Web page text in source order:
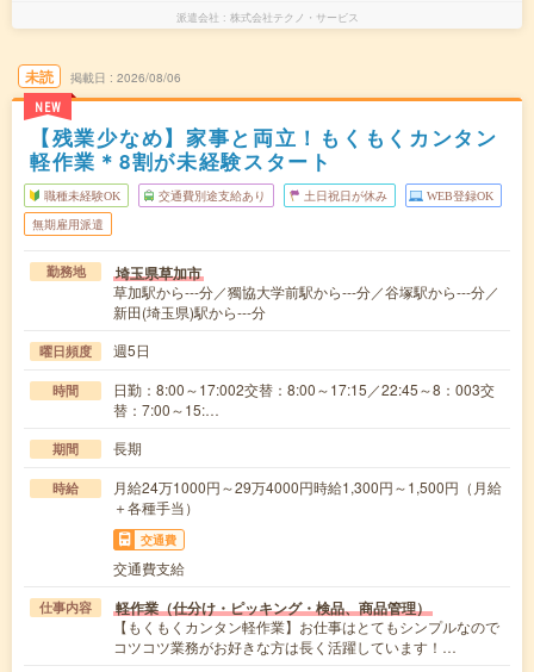
派遣会社 株式会社テクノ・サービス
未読
NEW
掲載日 2026/08/06
【残業少なめ】家事と両立！もくもくカンタン
軽作業＊8割が未経験スタート
職種未経験OK 交通費別途支給あり 土日祝日が休み WEB登録OK
無期雇用派遣
勤務地 埼玉県草加市
草加駅から---分／獨協大学前駅から---分／谷塚駅から---分／
新田(埼玉県)駅から---分
曜日頻度 週5日
時間
日勤：8:00～17:002交替：8:00～17:15／22:45～8：003交
替：7:00～15:…
期間 長期
時給
月給24万1000円～29万4000円時給1,300円～1,500円（月給
＋各種手当）
交通費
交通費支給
仕事内容 軽作業（仕分け・ピッキング・検品、商品管理）
【もくもくカンタン軽作業】お仕事はとてもシンプルなので
コツコツ業務がお好きな方は長く活躍しています！…